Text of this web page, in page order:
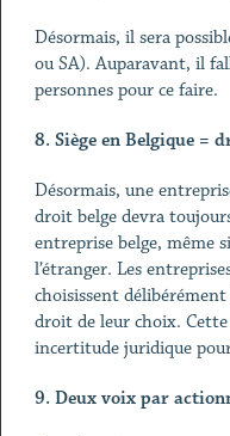
Désormais, il sera
ou SA). Auparavant, il
personnes pour ce faire.
8. Siège en Belgique =
Désormais, une
droit belge devra
entreprise belge, même
l’étranger. Les
choisissent
droit de leur choix. Cette
incertitude juridique
9. Deux voix par